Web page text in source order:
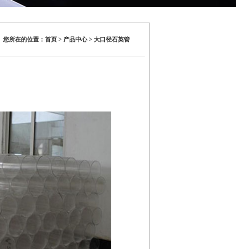
您所在的位置：首页 > 产品中心 > 大口径石英管